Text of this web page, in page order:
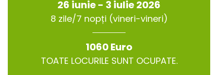
26 iunie - 3 iulie 2026
8 zile/7 nopți (vineri-vineri)
1060 Euro
TOATE LOCURILE SUNT OCUPATE.